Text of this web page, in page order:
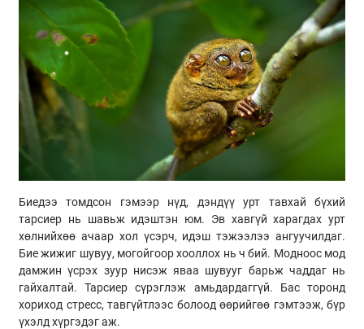
Биедээ томдсон гэмээр нүд, дэндүү урт тавхай бүхий
тарсиер нь шавьж идэштэн юм. Эв хавгүй харагдах урт
хөлнийхөө ачаар хол үсэрч, идэш тэжээлээ ангуучилдаг.
Бие жижиг шувуу, могойгоор хооллох нь ч бий. Модноос мод
дамжин үсрэх зуур нисэж яваа шувууг барьж чаддаг нь
гайхалтай. Тарсиер сүрэглэж амьдардаггүй. Бас торонд
хориход стресс, тавгүйтлээс болоод өөрийгөө гэмтээж, бүр
үхэлд хүргэдэг аж.